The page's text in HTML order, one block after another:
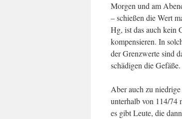
Morgen und am
– schießen die Wert
Hg, ist das auch kein
kompensieren. In
der Grenzwerte sind
schädigen die Gefäße.
Aber auch zu
unterhalb von 114/74
es gibt Leute, die